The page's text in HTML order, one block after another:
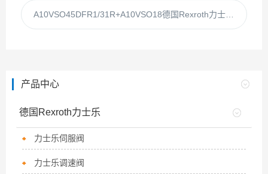
产品中心
德国Rexroth力士乐
力士乐伺服阀
力士乐调速阀